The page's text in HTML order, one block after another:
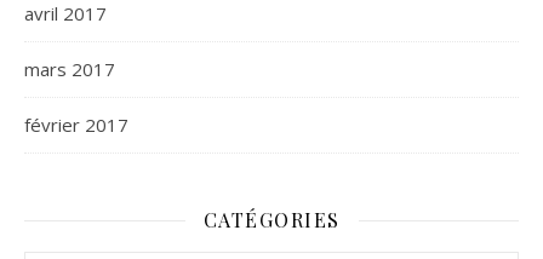
avril 2017
mars 2017
février 2017
CATÉGORIES